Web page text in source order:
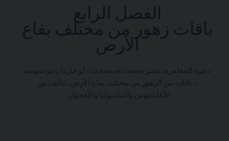
الفصل الرابع
باقات زهور من مختلف بقاع
الأرض
دعوة للمغامرة، تنشر Le Jardin de Chaumet « لو جاردان دو شوميه
» باقات من الزهور من مختلف بقاع الأرض، تتألف من
الأغابانثوس والماغنوليا والأقحوان.